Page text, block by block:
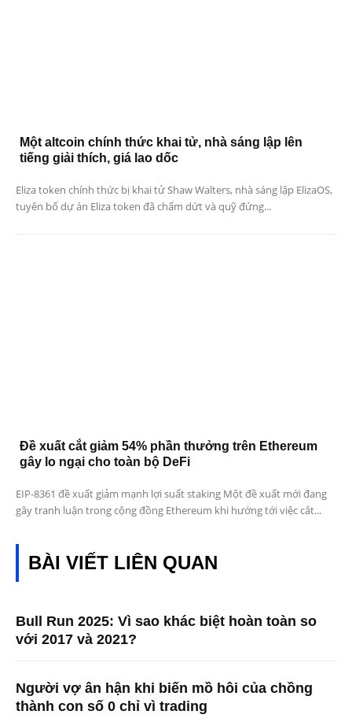
Một altcoin chính thức khai tử, nhà sáng lập lên
tiếng giải thích, giá lao dốc
Eliza token chính thức bị khai tử Shaw Walters, nhà sáng lập ElizaOS,
tuyên bố dự án Eliza token đã chấm dứt và quỹ đứng...
Đề xuất cắt giảm 54% phần thưởng trên Ethereum
gây lo ngại cho toàn bộ DeFi
EIP-8361 đề xuất giảm mạnh lợi suất staking Một đề xuất mới đang
gây tranh luận trong cộng đồng Ethereum khi hướng tới việc cắt...
BÀI VIẾT LIÊN QUAN
Bull Run 2025: Vì sao khác biệt hoàn toàn so
với 2017 và 2021?
Người vợ ân hận khi biến mồ hôi của chồng
thành con số 0 chỉ vì trading